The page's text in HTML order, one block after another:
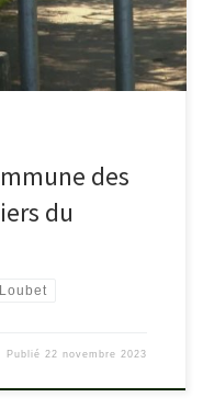
des
du
Publié22 novembre 2023